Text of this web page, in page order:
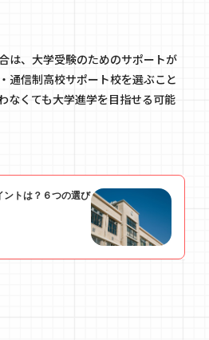
は、大学受験のためのサポートが
通信制高校サポート校を選ぶこと
なくても大学進学を目指せる可能